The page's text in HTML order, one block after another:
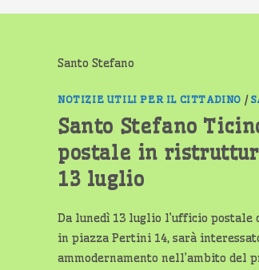
Santo Stefano
NOTIZIE UTILI PER IL CITTADINO /
Santo Stefano
postale in
13 luglio
Da lunedì 13 luglio l’ufficio postale
in piazza Pertini 14, sarà
ammodernamento nell’ambito del